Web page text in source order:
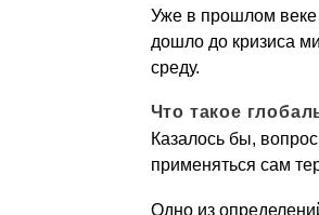
Уже в прошлом веке
дошло до кризиса
среду.
Что такое
Казалось бы,
применяться сам
Одно из